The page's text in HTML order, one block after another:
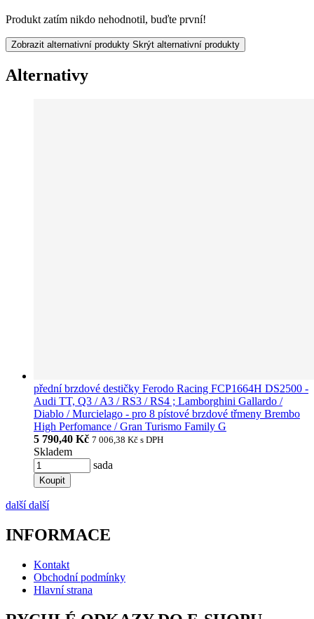
Produkt zatím nikdo nehodnotil, buďte první!
Zobrazit alternativní produkty Skrýt alternativní produkty
Alternativy
přední brzdové destičky Ferodo Racing FCP1664H DS2500 -
Audi TT, Q3 / A3 / RS3 / RS4 ; Lamborghini Gallardo /
Diablo / Murcielago - pro 8 pístové brzdové třmeny Brembo
High Perfomance / Gran Turismo Family G
5 790,40 Kč 7 006,38 Kč s DPH
Skladem
sada
Koupit
další další
INFORMACE
Kontakt
Obchodní podmínky
Hlavní strana